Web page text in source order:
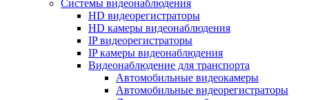
Системы видеонаблюдения
HD видеорегистраторы
HD камеры видеонаблюдения
IP видеорегистраторы
IP камеры видеонаблюдения
Видеонаблюдение для транспорта
Автомобильные видеокамеры
Автомобильные видеорегистраторы